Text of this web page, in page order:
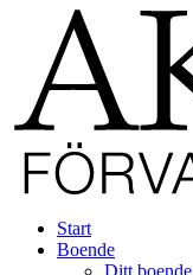
Start
Boende
Ditt boende